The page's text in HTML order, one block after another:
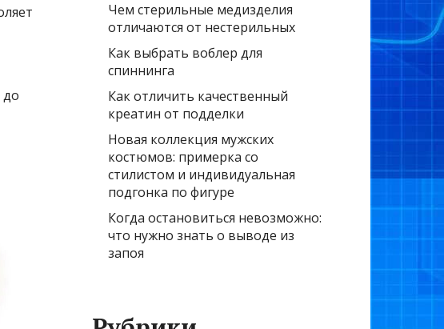
до
Чем стерильные медизделия
отличаются от нестерильных
Как выбрать воблер для
спиннинга
Как отличить качественный
креатин от подделки
Новая коллекция мужских
костюмов: примерка со
стилистом и индивидуальная
подгонка по фигуре
Когда остановиться невозможно:
что нужно знать о выводе из
запоя